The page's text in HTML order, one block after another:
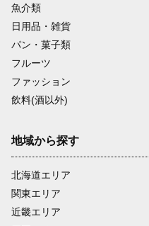
魚介類
日用品・雑貨
パン・菓子類
フルーツ
ファッション
飲料(酒以外)
地域から探す
北海道エリア
関東エリア
近畿エリア